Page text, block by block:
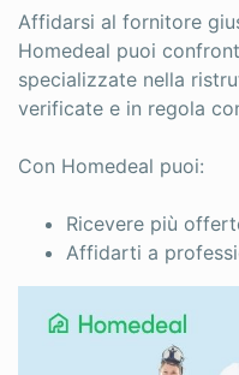
Affidarsi al fornitore
Homedeal puoi
specializzate nella
verificate e in regola
Con Homedeal puoi:
Ricevere più
Affidarti a